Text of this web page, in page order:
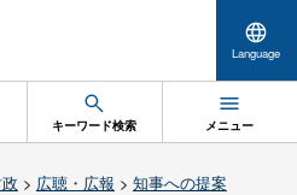
Language
キーワード検索 メニュー
> 広聴・広報 > 知事への提案